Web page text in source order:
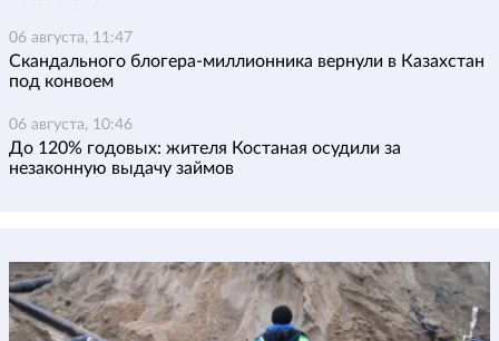
06 августа, 11:47
Скандального блогера-миллионника вернули в Казахстан
под конвоем
06 августа, 10:46
До 120% годовых: жителя Костаная осудили за
незаконную выдачу займов